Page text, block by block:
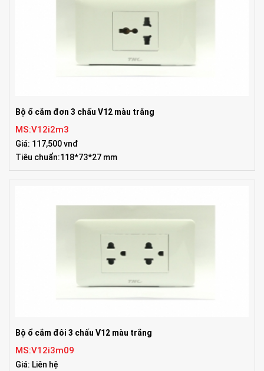
Bộ ổ cắm đơn 3 chấu V12 màu trắng
MS:V12i2m3
Giá: 117,500 vnđ
Tiêu chuẩn:118*73*27 mm
Bộ ổ cắm đôi 3 chấu V12 màu trắng
MS:V12i3m09
Giá: Liên hệ